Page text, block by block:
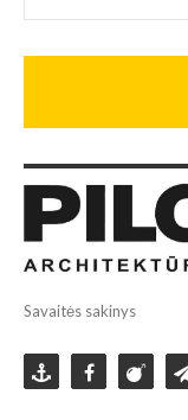
Savaitės sakinys